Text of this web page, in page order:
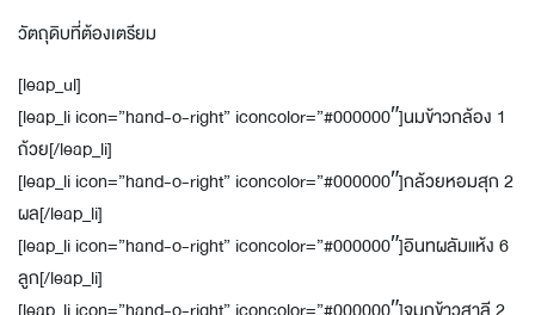
วัตถุดิบที่ต้องเตรียม
[leap_ul]
[leap_li icon=”hand-o-right” iconcolor=”#000000″]นมข้าวกล้อง 1
ถ้วย[/leap_li]
[leap_li icon=”hand-o-right” iconcolor=”#000000″]กล้วยหอมสุก 2
ผล[/leap_li]
[leap_li icon=”hand-o-right” iconcolor=”#000000″]อินทผลัมแห้ง 6
ลูก[/leap_li]